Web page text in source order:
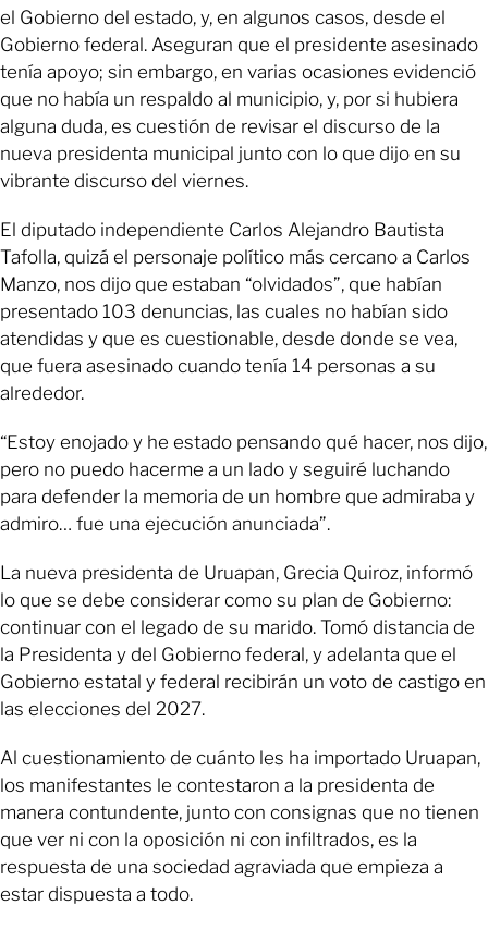
el Gobierno del estado, y, en algunos casos, desde el
Gobierno federal. Aseguran que el presidente asesinado
tenía apoyo; sin embargo, en varias ocasiones evidenció
que no había un respaldo al municipio, y, por si hubiera
alguna duda, es cuestión de revisar el discurso de la
nueva presidenta municipal junto con lo que dijo en su
vibrante discurso del viernes.
El diputado independiente Carlos Alejandro Bautista
Tafolla, quizá el personaje político más cercano a Carlos
Manzo, nos dijo que estaban “olvidados”, que habían
presentado 103 denuncias, las cuales no habían sido
atendidas y que es cuestionable, desde donde se vea,
que fuera asesinado cuando tenía 14 personas a su
alrededor.
“Estoy enojado y he estado pensando qué hacer, nos dijo,
pero no puedo hacerme a un lado y seguiré luchando
para defender la memoria de un hombre que admiraba y
admiro… fue una ejecución anunciada”.
La nueva presidenta de Uruapan, Grecia Quiroz, informó
lo que se debe considerar como su plan de Gobierno:
continuar con el legado de su marido. Tomó distancia de
la Presidenta y del Gobierno federal, y adelanta que el
Gobierno estatal y federal recibirán un voto de castigo en
las elecciones del 2027.
Al cuestionamiento de cuánto les ha importado Uruapan,
los manifestantes le contestaron a la presidenta de
manera contundente, junto con consignas que no tienen
que ver ni con la oposición ni con infiltrados, es la
respuesta de una sociedad agraviada que empieza a
estar dispuesta a todo.